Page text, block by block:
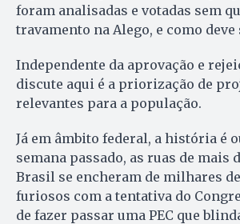
foram analisadas e votadas sem
travamento na Alego, e como deve
Independente da aprovação e
discute aqui é a priorização de
relevantes para a população.
Já em âmbito federal, a história é
semana passado, as ruas de mais
Brasil se encheram de milhares
furiosos com a tentativa do
de fazer passar uma PEC que